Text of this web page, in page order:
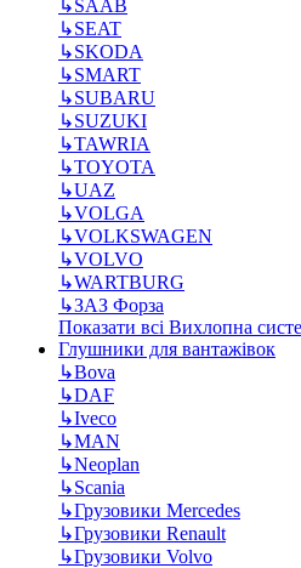
↳SAAB
↳SEAT
↳SKODA
↳SMART
↳SUBARU
↳SUZUKI
↳TAWRIA
↳TOYOTA
↳UAZ
↳VOLGA
↳VOLKSWAGEN
↳VOLVO
↳WARTBURG
↳ЗАЗ Форза
Показати всі Вихлопна
Глушники для вантажівок
↳Bova
↳DAF
↳Iveco
↳MAN
↳Neoplan
↳Scania
↳Грузовики Mercedes
↳Грузовики Renault
↳Грузовики Volvo